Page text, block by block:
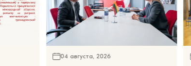
04 августа, 2026